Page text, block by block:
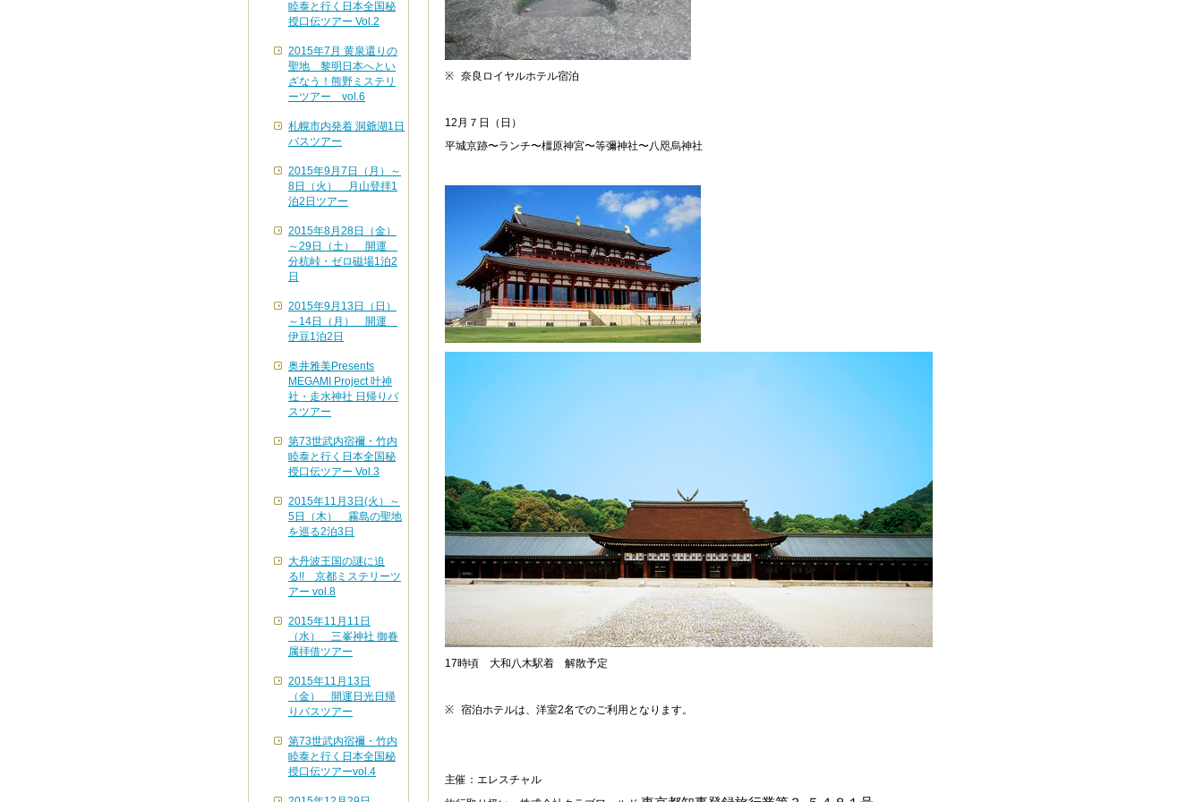
※ 奈良ロイヤルホテル宿泊
12 月７日（日）
平城京跡〜ランチ〜橿原神宮〜等彌神社〜八咫烏神社
17時頃 大和八木駅着 解散予定
※ 宿泊ホテルは、洋室2名でのご利用となります。
主催：エレスチャル
睦泰と行く日本全国秘
授口伝ツアー Vol.2
2015年7月 黄泉還りの
聖地 黎明日本へとい
ざなう！熊野ミステリ
ーツアー vol.6
札幌市内発着 洞爺湖1日
バスツアー
2015年9月7日（月）～
8日（火） 月山登拝1
泊2日ツアー
2015年8月28日（金）
～29日（土） 開運
分杭峠・ゼロ磁場1泊2
日
2015年9月13日（日）
～14日（月） 開運
伊豆1泊2日
奥井雅美Presents
MEGAMI Project 叶神
社・走水神社 日帰りバ
スツアー
第73世武内宿禰・竹内
睦泰と行く日本全国秘
授口伝ツアー Vol.3
2015年11月3日(火）～
5日（木） 霧島の聖地
を巡る2泊3日
大丹波王国の謎に迫
る!! 京都ミステリーツ
アー vol.8
2015年11月11日
（水） 三峯神社 御眷
属拝借ツアー
2015年11月13日
（金） 開運日光日帰
りバスツアー
第73世武内宿禰・竹内
睦泰と行く日本全国秘
授口伝ツアーvol.4